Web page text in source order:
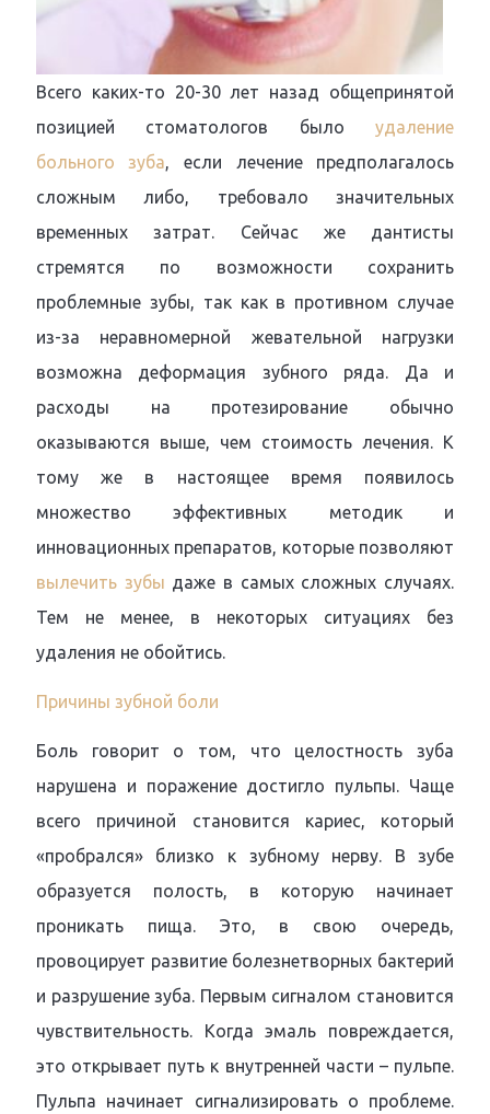
Всего каких-то 20-30 лет назад общепринятой
позицией стоматологов былоудаление
больного зуба, если лечение предполагалось
сложным либо, требовало значительных
временных затрат. Сейчас же дантисты
стремятся по возможности сохранить
проблемные зубы, так как в противном случае
из-за неравномерной жевательной нагрузки
возможна деформация зубного ряда. Да и
расходы на протезирование обычно
оказываются выше, чем стоимость лечения. К
тому же в настоящее время появилось
множество эффективных методик и
инновационных препаратов, которые позволяют
вылечить зубы даже в самых сложных случаях.
Тем не менее, в некоторых ситуациях без
удаления не обойтись.
Причины зубной боли
Боль говорит о том, что целостность зуба
нарушена и поражение достигло пульпы. Чаще
всего причиной становится кариес, который
«пробрался» близко к зубному нерву. В зубе
образуется полость, в которую начинает
проникать пища. Это, в свою очередь,
провоцирует развитие болезнетворных бактерий
и разрушение зуба. Первым сигналом становится
чувствительность. Когда эмаль повреждается,
это открывает путь к внутренней части – пульпе.
Пульпа начинает сигнализировать о проблеме.